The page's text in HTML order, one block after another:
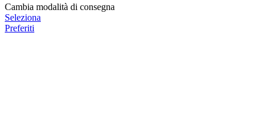
Cambia modalità di consegna
Seleziona
Preferiti